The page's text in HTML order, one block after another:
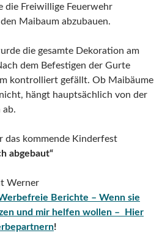
die Freiwillige Feuerwehr
Maibaum abzubauen.
die gesamte Dekoration am
dem Befestigen der Gurte
kontrolliert gefällt. Ob Maibäume
hängt hauptsächlich von der
ab.
das kommende Kinderfest
abgebaut“
Werner
Berichte – Wenn sie
und mir helfen wollen – Hier
!